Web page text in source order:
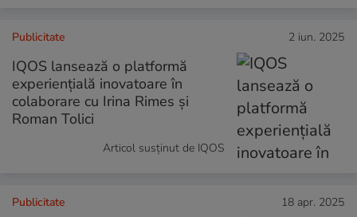
Publicitate 2 iun. 2025
IQOS lansează o platformă
experiențială inovatoare în
colaborare cu Irina Rimes și
Roman Tolici
Articol susținut de IQOS
Publicitate 18 apr. 2025